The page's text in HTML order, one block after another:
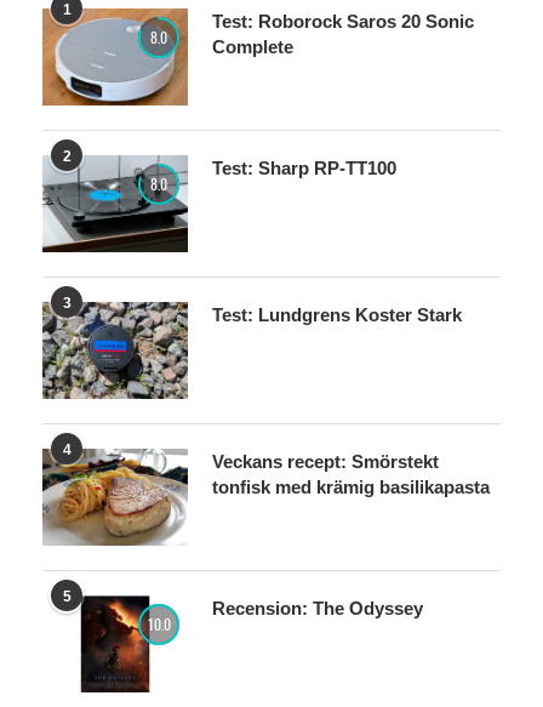
1
8.0
Test: Roborock Saros 20 Sonic
Complete
2
8.0
Test: Sharp RP-TT100
3
Test: Lundgrens Koster Stark
4
Veckans recept: Smörstekt
tonfisk med krämig basilikapasta
5
10.0
Recension: The Odyssey